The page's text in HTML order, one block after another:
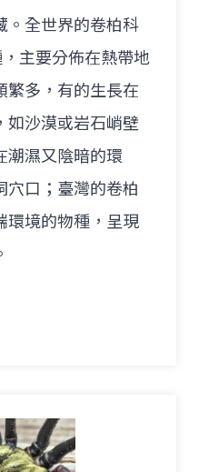
。全世界的卷柏科
主要分佈在熱帶地
繁多，有的生長在
如沙漠或岩石峭壁
潮濕又陰暗的環
穴口；臺灣的卷柏
環境的物種，呈現